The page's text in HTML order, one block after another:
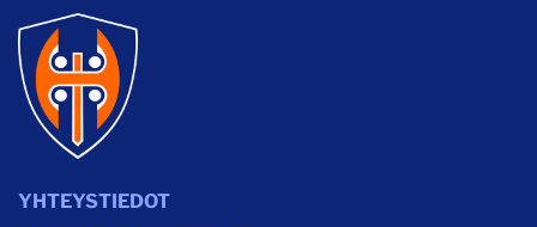
YHTEYSTIEDOT